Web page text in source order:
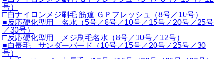
号）
□白ナイロンメジ刷毛 筋違 ＧＰフレッシュ（8号／10号）
■反応硬化型用 名水（5号／8号／10号／15号／20号／25号
／30号）
□反応硬化型用 メジ刷毛名水（8号／10号／12号）
■白長毛 サンダーバード（10号／15号／20号／25号／30
号）